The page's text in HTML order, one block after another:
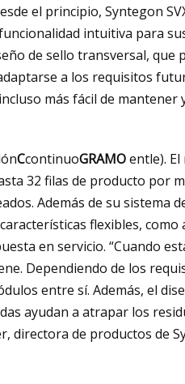
el principio, Syntegon
intuitiva para
de sello transversal, que
a los requisitos
más fácil de mantener
CcontinuoGRAMOentle). El
32 filas de producto por
Además de su sistema
flexibles, como
en servicio. “Cuando
Dependiendo de los
entre sí. Además, el
ayudan a atrapar los
directora de productos de